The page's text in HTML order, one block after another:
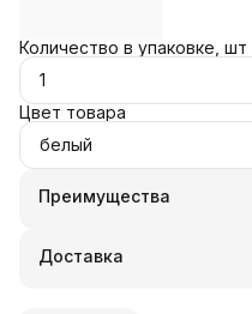
Количество в упаковке, шт
1
Цвет товара
белый
Преимущества
Оплата частями в Сплит
Удобный возврат
Доставка